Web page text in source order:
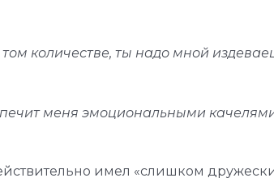
количестве, ты надо мной
меня эмоциональными
имел «слишком